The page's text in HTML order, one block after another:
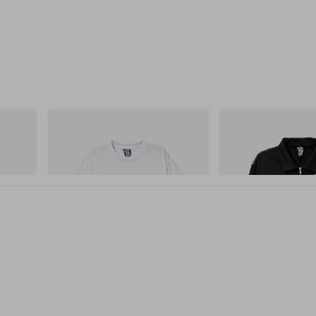
Billionaire Boys Club X
쇼핑하기